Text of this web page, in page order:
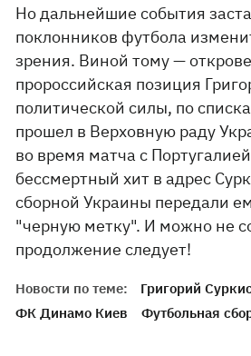
Но дальнейшие события
поклонников футбола
зрения. Виной тому —
пророссийская позиция
политической силы, по
прошел в Верховную раду
во время матча с
бессмертный хит в адрес
сборной Украины передали
"черную метку". И можно не
продолжение следует!
Новости по теме: Григорий Суркис
ФК Динамо Киев
Футбольная